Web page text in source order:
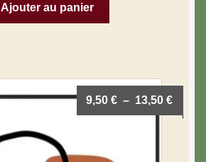
Ajouter au panier
9,50€ – 13,50€